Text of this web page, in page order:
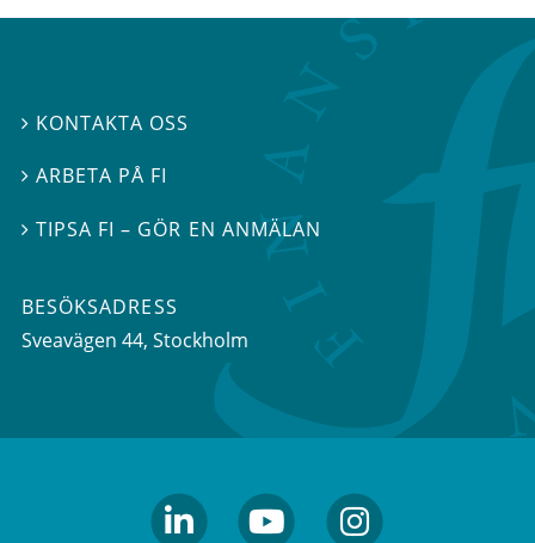
 KONTAKTA OSS
ARBETA PÅ FI
TIPSA FI – GÖR EN ANMÄLAN
BESÖKSADRESS
Sveavägen 44, Stockholm